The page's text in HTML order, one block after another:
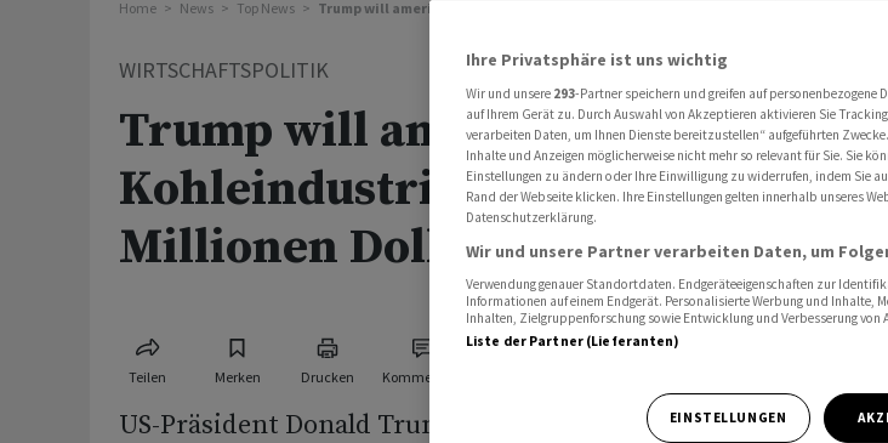
Home News Top News Trump will amerikanische Kohleindustrie mit 700 Millionen Dollar stützen
WIRTSCHAFTSPOLITIK
Trump will amerikanische
Kohleindustrie mit 700
Millionen Dollar stützen
Teilen Merken Drucken Kommentare
US-Präsident Donald Trump will der heimischen
Ihre Privatsphäre ist uns wichtig
Wir und unsere 293-Partner speichern und greifen auf personenbezogene
auf Ihrem Gerät zu. Durch Auswahl von Akzeptieren aktivieren Sie
verarbeiten Daten, um Ihnen Dienste bereitzustellen“ aufgeführten
Inhalte und Anzeigen möglicherweise nicht mehr so relevant für Sie. Sie
Einstellungen zu ändern oder Ihre Einwilligung zu widerrufen, indem Sie
Rand der Webseite klicken. Ihre Einstellungen gelten innerhalb unseres
Datenschutzerklärung.
Wir und unsere Partner verarbeiten Daten, um
Verwendung genauer Standortdaten. Endgeräteeigenschaften zur
Informationen auf einem Endgerät. Personalisierte Werbung und Inhalte,
Inhalten, Zielgruppenforschung sowie Entwicklung und Verbesserung von
Liste der Partner (Lieferanten)
EINSTELLUNGEN